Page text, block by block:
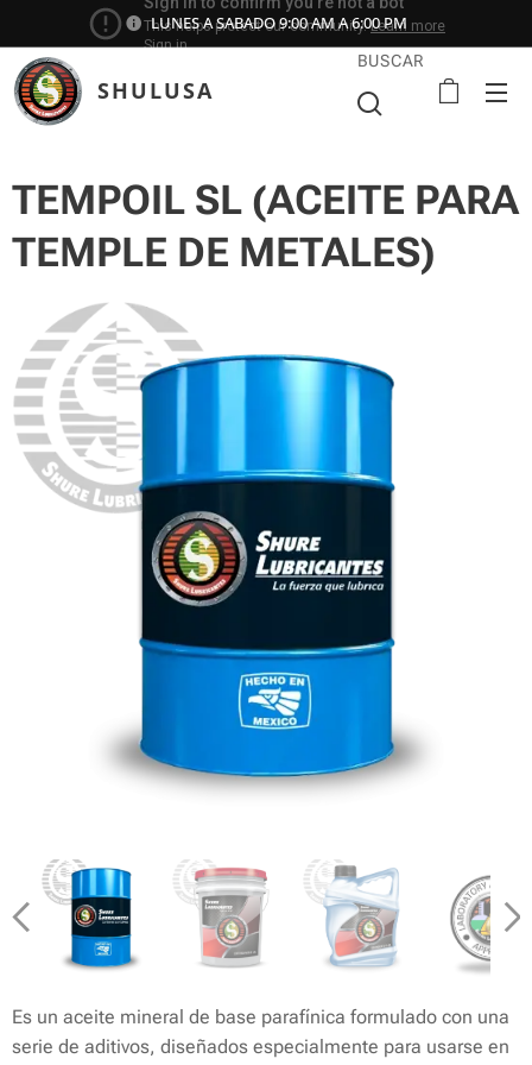
LUNES A SABADO 9:00 AM A 6:00 PM
SHULUSA
BUSCAR
TEMPOIL SL (ACEITE PARA
TEMPLE DE METALES)
Es un aceite mineral de base parafínica formulado con una
serie de aditivos, diseñados especialmente para usarse en